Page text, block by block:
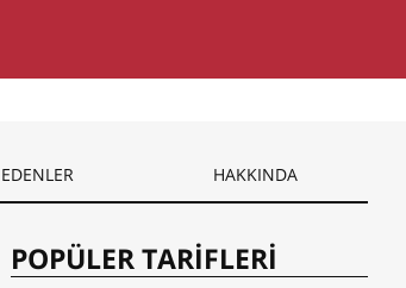
HAKKINDA
POPÜLER TARİFLERİ